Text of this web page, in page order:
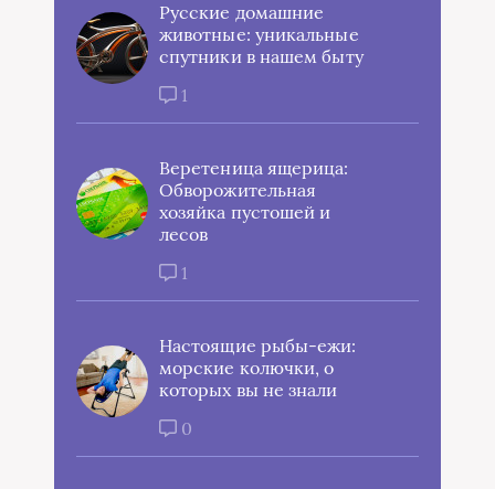
Русские домашние
животные: уникальные
спутники в нашем быту
1
Веретеница ящерица:
Обворожительная
хозяйка пустошей и
лесов
1
Настоящие рыбы-ежи:
морские колючки, о
которых вы не знали
0